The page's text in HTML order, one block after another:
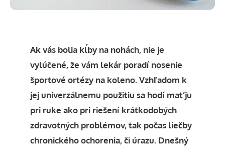
Ak vás bolia kĺby na nohách, nie je
vylúčené, že vám lekár poradí nosenie
športové ortézy na koleno. Vzhľadom k
jej univerzálnemu použitiu sa hodí mať ju
pri ruke ako pri riešení krátkodobých
zdravotných problémov, tak počas liečby
chronického ochorenia, či úrazu. Dnešný